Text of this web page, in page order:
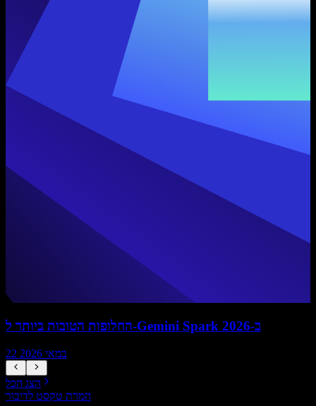
החלופות הטובות ביותר ל-Gemini Spark ב-2026
22 במאי 2026
הצג הכל
המרת טקסט לדיבור